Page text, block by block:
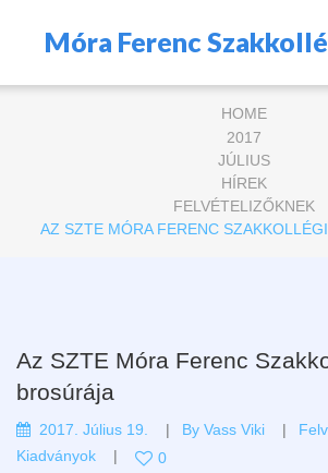
Móra Ferenc
HOME
2017
JÚLIUS
HÍREK
FELVÉTELIZŐKNEK
AZ SZTE MÓRA FERENC
Az SZTE Móra Ferenc
brosúrája
2017. Július 19. By Vass Viki
Kiadványok
0